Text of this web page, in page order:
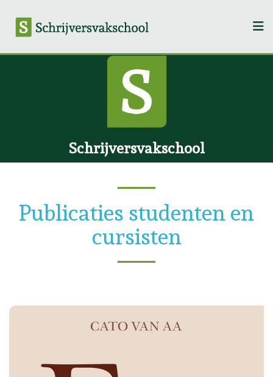
Schrijversvakschool
Publicaties studenten en
cursisten